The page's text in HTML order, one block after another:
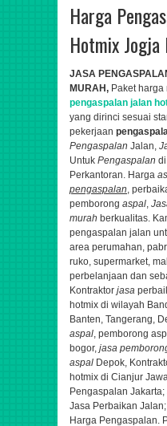
Harga
Hotmix Jogja
JASA
MURAH, Paket harga
pengaspalan jalan
yang dirinci sesuai
pekerjaan
Pengaspalan Jalan,
Untuk Pengaspalan
Perkantoran. Harga
pengaspalan,
pemborong aspal,
murah berkualitas.
pengaspalan jalan
area perumahan,
ruko, supermarket,
perbelanjaan dan
Kontraktor jasa
hotmix di wilayah
Banten, Tangerang,
aspal, pemborong
bogor, jasa
aspal Depok,
hotmix di Cianjur
Pengaspalan
Jasa Perbaikan Jalan;
Harga Pengaspalan.